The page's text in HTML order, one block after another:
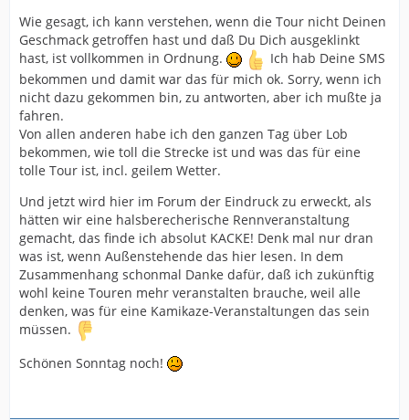
Wie gesagt, ich kann verstehen, wenn die Tour nicht Deinen
Geschmack getroffen hast und daß Du Dich ausgeklinkt
hast, ist vollkommen in Ordnung.
Ich hab Deine SMS
bekommen und damit war das für mich ok. Sorry, wenn ich
nicht dazu gekommen bin, zu antworten, aber ich mußte ja
fahren.
Von allen anderen habe ich den ganzen Tag über Lob
bekommen, wie toll die Strecke ist und was das für eine
tolle Tour ist, incl. geilem Wetter.
Und jetzt wird hier im Forum der Eindruck zu erweckt, als
hätten wir eine halsberecherische Rennveranstaltung
gemacht, das finde ich absolut KACKE! Denk mal nur dran
was ist, wenn Außenstehende das hier lesen. In dem
Zusammenhang schonmal Danke dafür, daß ich zukünftig
wohl keine Touren mehr veranstalten brauche, weil alle
denken, was für eine Kamikaze-Veranstaltungen das sein
müssen.
Schönen Sonntag noch!